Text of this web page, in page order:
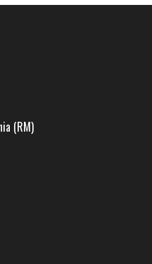
(RM)